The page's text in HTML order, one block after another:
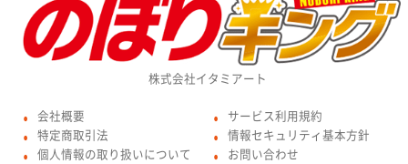
株式会社イタミアート
● 会社概要
● 特定商取引法
● 個人情報の取り扱いについて
● サービス利用規約
● 情報セキュリティ基本方針
● お問い合わせ